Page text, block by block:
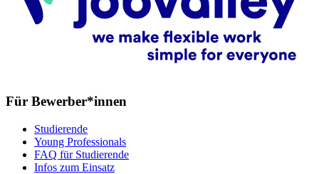
Für Bewerber*innen
Studierende
Young Professionals
FAQ für Studierende
Infos zum Einsatz